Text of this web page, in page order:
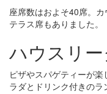
座席数はおよそ40席。
テラス席もありました。
ハウスリ
ピザやスパゲティーが
ラダとドリンク付きのラ